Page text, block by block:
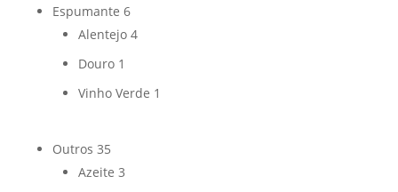
Espumante 6
Alentejo 4
Douro 1
Vinho Verde 1
Outros 35
Azeite 3